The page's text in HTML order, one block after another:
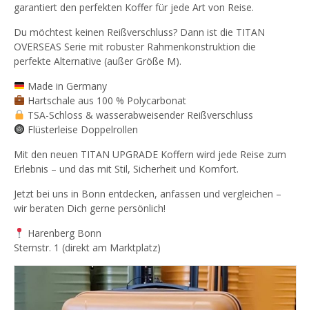
garantiert den perfekten Koffer für jede Art von Reise.
Du möchtest keinen Reißverschluss? Dann ist die TITAN
OVERSEAS Serie mit robuster Rahmenkonstruktion die
perfekte Alternative (außer Größe M).
Made in Germany
Hartschale aus 100 % Polycarbonat
TSA-Schloss & wasserabweisender Reißverschluss
Flüsterleise Doppelrollen
Mit den neuen TITAN UPGRADE Koffern wird jede Reise zum
Erlebnis – und das mit Stil, Sicherheit und Komfort.
Jetzt bei uns in Bonn entdecken, anfassen und vergleichen –
wir beraten Dich gerne persönlich!
Harenberg Bonn
Sternstr. 1 (direkt am Marktplatz)